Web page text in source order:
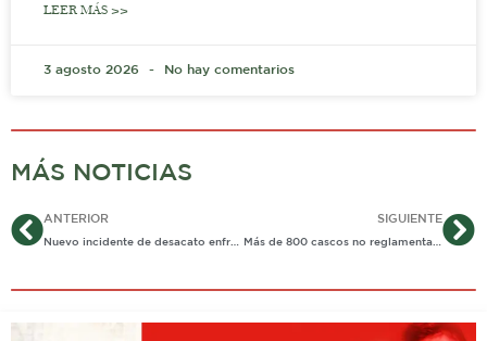
LEER MÁS >>
3 agosto 2026 No hay comentarios
MÁS NOTICIAS
AntANTERIOR
Nuevo incidente de desacato enfrenta el alcalde Leonardo Puentes
SIGUIENTE
Más de 800 cascos no reglamentarios fueron destruidos en Yopal